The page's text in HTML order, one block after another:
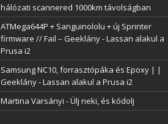
hálózati scannered 1000km távolságban
ATMega644P + Sanguinololu + új Sprinter
firmware // Fail – Geeklány-Lassan alakul a
Prusa i2
Samsung NC10, forrasztópáka és Epoxy | |
Geeklány-Lassan alakul a Prusa i2
Martina Varsányi -Ülj neki, és kódolj